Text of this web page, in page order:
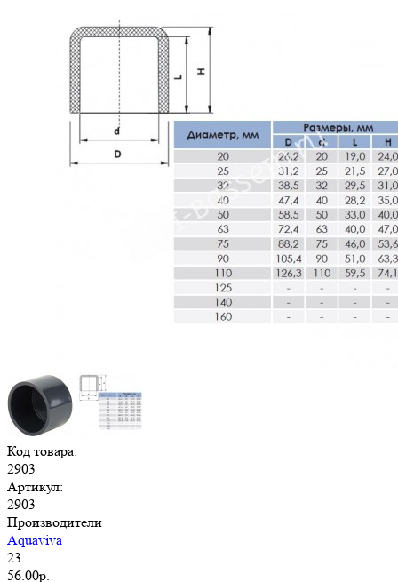
Код товара:
2903
Артикул:
2903
Производители
Aquaviva
23
56.00р.